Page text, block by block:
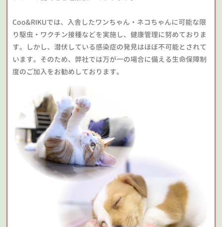
Coo&RIKUでは、入舎したワンちゃん・ネコちゃんに可能な限
り駆虫・ワクチン接種などを実施し、健康管理に努めておりま
す。しかし、潜伏している感染症の発見はほぼ不可能とされて
います。そのため、弊社では万が一の場合に備える生命保障制
度のご加入をお勧めしております。